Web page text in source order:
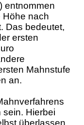
entnommen
Höhe nach
Das bedeutet,
ersten
Mahnstufe
an.
sein. Hierbei